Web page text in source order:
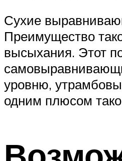
Сухие
Преимущество
высыхания. Этот
уровню,
одним плюсом